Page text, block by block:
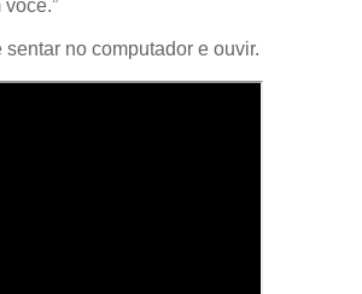
no computador e ouvir.